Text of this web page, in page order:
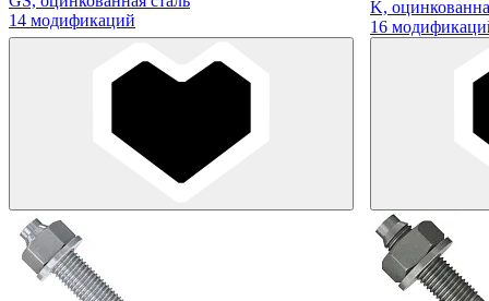
14 модификаций
K,
16